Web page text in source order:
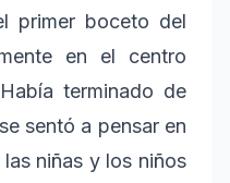
primer boceto del
en el centro
terminado de
sentó a pensar en
niñas y los niños